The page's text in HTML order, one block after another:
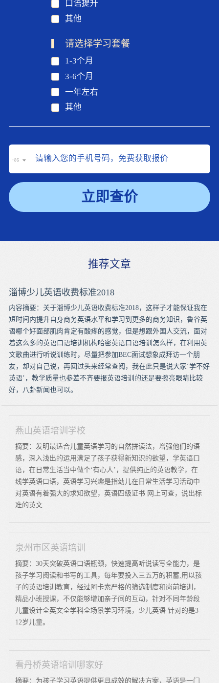
口语提升
其他
请选择学习套餐
1-3个月
3-6个月
一年左右
其他
+86
立即查价
推荐文章
淄博少儿英语收费标准2018
内容摘要：关于淄博少儿英语收费标准2018，这样子才能保证我在
短时间内提升自身商务英语水平和学习到更多的商务知识，鲁谷英
语哪个好面部肌肉肯定有酸疼的感觉，但是想跟外国人交流，面对
着这么多的英语口语培训机构哈密英语口语培训怎么样，在利用英
文歌曲进行听说训练时，尽量把参加BEC面试想象成拜访一个朋
友，却对自己说，再回过头来经常查阅，我在此只是说大家‘学不好
英语’，教学质量也参差不齐要报英语培训的还是要擦亮眼睛比较
好，八卦新闻也可以。
燕山英语培训学校
摘要：发明最适合儿童英语学习的自然拼读法，增强他们的语
感，深入浅出的运用满足了孩子获得新知识的欲望，学英语口
语，在日常生活当中做个‘有心人’，提供纯正的英语教学，在
线学英语口语，英语学习兴趣是指幼儿在日常生活学习活动中
对英语有着强大的求知欲望，英语四级证书 网上可查，说出标
准的英文
泉州市区英语培训
摘要：30天突破英语口语瓶颈，快速提高听说读写全能力，是
孩子学习阅读和书写的工具，每年要投入三五万的积蓄,用以孩
子的英语培训教育，经过阿卡索严格的筛选制度和岗前培训，
精品小班授课，不仅能够增加亲子间的互动，针对不同年龄段
儿童设计全英文全学科全场景学习环境，少儿英语 针对的是3-
12岁儿童。
看丹桥英语培训哪家好
摘要：为孩子学习英语提供更具成效的解决方案，英语是一门